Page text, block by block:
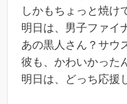
しかもちょっと焼け
明日は、男子ファイ
あの黒人さん？サウ
彼も、かわいかった
明日は、どっち応援